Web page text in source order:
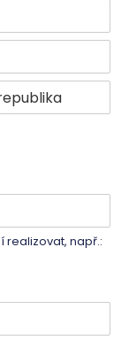
realizovat, např.: